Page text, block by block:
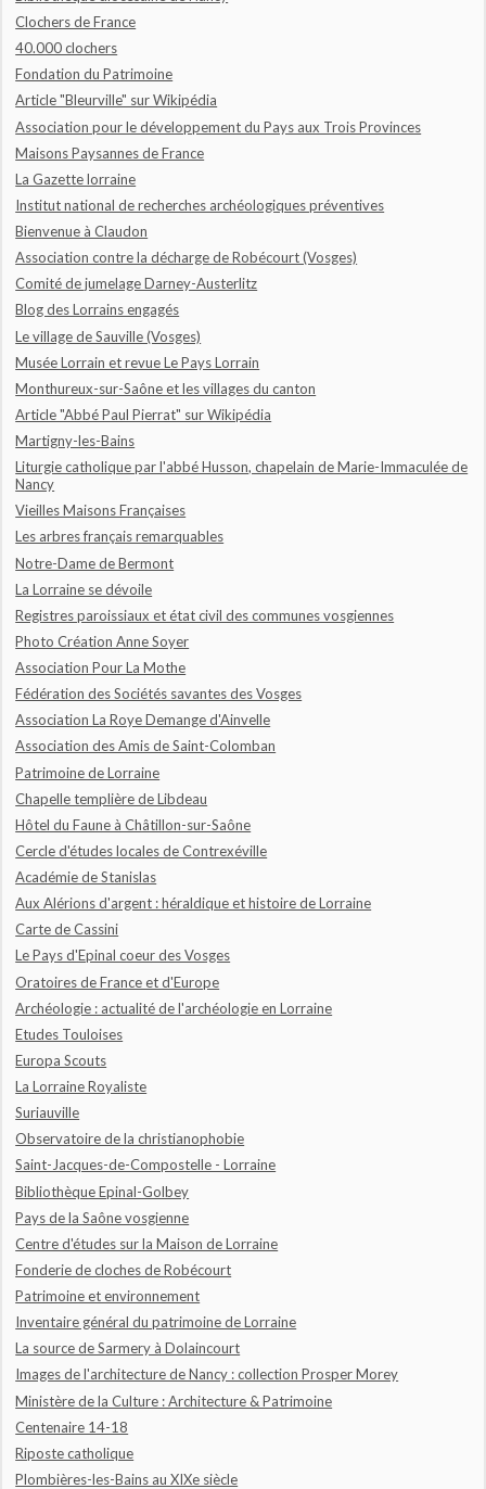
Clochers de France
40.000 clochers
Fondation du Patrimoine
Article "Bleurville" sur Wikipédia
Association pour le développement du Pays aux Trois Provinces
Maisons Paysannes de France
La Gazette lorraine
Institut national de recherches archéologiques préventives
Bienvenue à Claudon
Association contre la décharge de Robécourt (Vosges)
Comité de jumelage Darney-Austerlitz
Blog des Lorrains engagés
Le village de Sauville (Vosges)
Musée Lorrain et revue Le Pays Lorrain
Monthureux-sur-Saône et les villages du canton
Article "Abbé Paul Pierrat" sur Wikipédia
Martigny-les-Bains
Liturgie catholique par l'abbé Husson, chapelain de Marie-Immaculée de
Nancy
Vieilles Maisons Françaises
Les arbres français remarquables
Notre-Dame de Bermont
La Lorraine se dévoile
Registres paroissiaux et état civil des communes vosgiennes
Photo Création Anne Soyer
Association Pour La Mothe
Fédération des Sociétés savantes des Vosges
Association La Roye Demange d'Ainvelle
Association des Amis de Saint-Colomban
Patrimoine de Lorraine
Chapelle templière de Libdeau
Hôtel du Faune à Châtillon-sur-Saône
Cercle d'études locales de Contrexéville
Académie de Stanislas
Aux Alérions d'argent : héraldique et histoire de Lorraine
Carte de Cassini
Le Pays d'Epinal coeur des Vosges
Oratoires de France et d'Europe
Archéologie : actualité de l'archéologie en Lorraine
Etudes Touloises
Europa Scouts
La Lorraine Royaliste
Suriauville
Observatoire de la christianophobie
Saint-Jacques-de-Compostelle - Lorraine
Bibliothèque Epinal-Golbey
Pays de la Saône vosgienne
Centre d'études sur la Maison de Lorraine
Fonderie de cloches de Robécourt
Patrimoine et environnement
Inventaire général du patrimoine de Lorraine
La source de Sarmery à Dolaincourt
Images de l'architecture de Nancy : collection Prosper Morey
Ministère de la Culture : Architecture & Patrimoine
Centenaire 14-18
Riposte catholique
Plombières-les-Bains au XIXe siècle